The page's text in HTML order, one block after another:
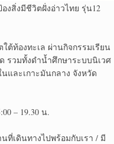
งสิ่งมีชีวิตฝั่งอ่าวไทย รุ่น12
ต้ท้องทะเล ผ่านกิจกรรมเรียน
รวมทั้งดำน้ำศึกษาระบบนิเวศ
และเกาะมันกลาง จังหวัด
– 19.30 น.
ที่เดินทางไปพร้อมกับเรา / มี